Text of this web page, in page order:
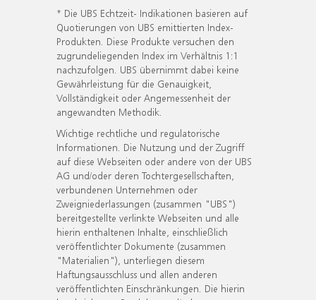
* Die UBS Echtzeit- Indikationen basieren auf
Quotierungen von UBS emittierten Index-
Produkten. Diese Produkte versuchen den
zugrundeliegenden Index im Verhältnis 1:1
nachzufolgen. UBS übernimmt dabei keine
Gewährleistung für die Genauigkeit,
Vollständigkeit oder Angemessenheit der
angewandten Methodik.
Wichtige rechtliche und regulatorische
Informationen. Die Nutzung und der Zugriff
auf diese Webseiten oder andere von der UBS
AG und/oder deren Tochtergesellschaften,
verbundenen Unternehmen oder
Zweigniederlassungen (zusammen "UBS")
bereitgestellte verlinkte Webseiten und alle
hierin enthaltenen Inhalte, einschließlich
veröffentlichter Dokumente (zusammen
"Materialien"), unterliegen diesem
Haftungsausschluss und allen anderen
veröffentlichten Einschränkungen. Die hierin